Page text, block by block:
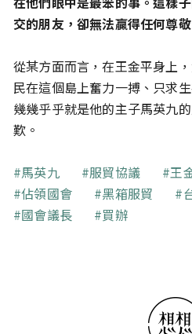
交的朋友，卻無法贏得任何尊敬
從某方面而言，在王金平身上
民在這個島上奮力一搏、只求
幾幾乎乎就是他的主子馬英九
歎。
關鍵字
馬英九 服貿協議 王
佔領國會
黑箱服貿
國會議長
買辦